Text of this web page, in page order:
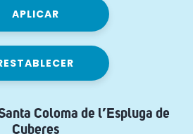
Coloma de l’Espluga de
Cuberes